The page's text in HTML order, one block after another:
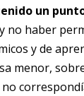
un
no haber
y de
menor,